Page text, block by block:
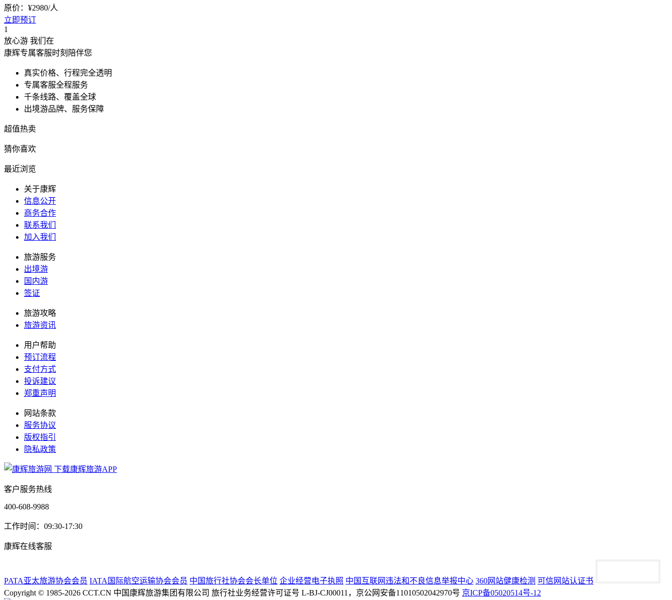
原价：¥2980/人
立即预订
1
放心游 我们在
康辉专属客服时刻陪伴您
真实价格、行程完全透明
专属客服全程服务
千条线路、覆盖全球
出境游品牌、服务保障
超值热卖
猜你喜欢
最近浏览
关于康辉
信息公开
商务合作
联系我们
加入我们
旅游服务
出境游
国内游
签证
旅游攻略
旅游资讯
用户帮助
预订流程
支付方式
投诉建议
郑重声明
网站条款
服务协议
版权指引
隐私政策
下载康辉旅游APP
客户服务热线
400-608-9988
工作时间：09:30-17:30
康辉在线客服
PATA亚太旅游协会会员 IATA国际航空运输协会会员 中国旅行社协会会长单位 企业经营电子执照 中国互联网违法和不良信息举报中心 360网站健康检测 可信网站认证书
Copyright © 1985-2026 CCT.CN 中国康辉旅游集团有限公司 旅行社业务经营许可证号 L-BJ-CJ00011，京公网安备11010502042970号 京ICP备05020514号-12